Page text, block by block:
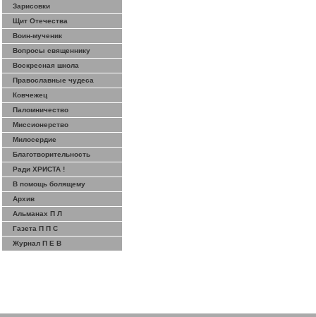
Зарисовки
Щит Отечества
Воин-мученик
Вопросы священнику
Воскресная школа
Православные чудеса
Ковчежец
Паломничество
Миссионерство
Милосердие
Благотворительность
Ради ХРИСТА !
В помощь болящему
Архив
Альманах П Л
Газета П П С
Журнал П Е В